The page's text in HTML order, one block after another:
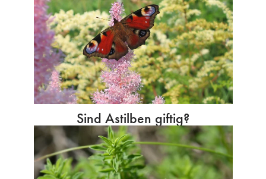
Sind Astilben giftig?